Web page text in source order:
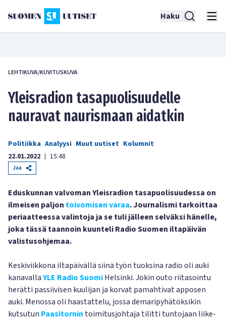
Haku
LEHTIKUVA/KUVITUSKUVA
Yleisradion tasapuolisuudelle
nauravat naurismaan aidatkin
Politiikka Analyysi Muut uutiset Kolumnit
22.01.2022 | 15:48
Jaa
Eduskunnan valvoman Yleisradion tasapuolisuudessa on
ilmeisen paljon toivomisen varaa. Journalismi tarkoittaa
periaatteessa valintoja ja se tuli jälleen selväksi hänelle,
joka tässä taannoin kuunteli Radio Suomen iltapäivän
valistusohjemaa.
Keskiviikkona iltapäivällä siinä työn tuoksina radio oli auki
kanavallaYLE Radio SuomiHelsinki. Jokin outo riitasointu
herätti passiivisen kuulijan ja korvat pamahtivat apposen
auki. Menossa oli haastattelu, jossa demaripyhätöksikin
kutsutun Paasitornin toimitusjohtaja tilitti tuntojaan liike-